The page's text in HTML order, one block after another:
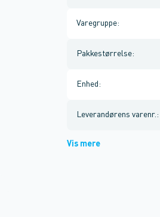
Varegruppe:
Pakkestørrelse:
Enhed :
Leverandørens varenr. :
Vis mere